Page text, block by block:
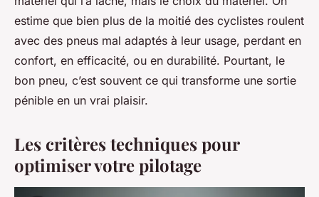
estime que bien plus de la moitié des cyclistes roulent
avec des pneus mal adaptés à leur usage, perdant en
confort, en efficacité, ou en durabilité. Pourtant, le
bon pneu, c’est souvent ce qui transforme une sortie
pénible en un vrai plaisir.
Les critères techniques pour
optimiser votre pilotage